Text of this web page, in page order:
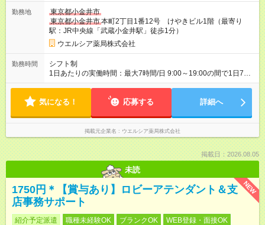
間の長さ：3ヶ月 雇用形態、給与は本採用時と同じです。
勤務地
東京都小金井市
東京都小金井市本町2丁目1番12号 けやきビル1階（最寄り
駅：JR中央線「武蔵小金井駅」徒歩1分）
ウエルシア薬局株式会社
勤務時間
シフト制
1日あたりの実働時間：最大7時間/日 9:00～19:00の間で1日7時
間の勤務 ☆週2～4日の勤務 ※勤務曜日応相談 ☆未経験・無資格
気になる！ 応募する 詳細へ
掲載元企業名 ウエルシア薬局株式会社
掲載日：2026.08.05
未読
NEW
1750円＊【賞与あり】ロビーアテンダント＆支
店事務サポート
紹介予定派遣 職種未経験OK ブランクOK WEB登録・面接OK